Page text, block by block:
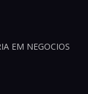
EM NEGOCIOS